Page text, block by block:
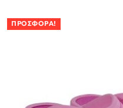
ΠΡΟΣΦΟΡΆ!